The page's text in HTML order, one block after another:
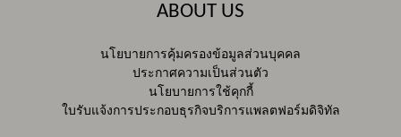
ABOUT US
นโยบายการคุ้มครองข้อมูลส่วนบุคคล
ประกาศความเป็นส่วนตัว
นโยบายการใช้คุกกี้
ใบรับแจ้งการประกอบธุรกิจบริการแพลตฟอร์มดิจิทัล